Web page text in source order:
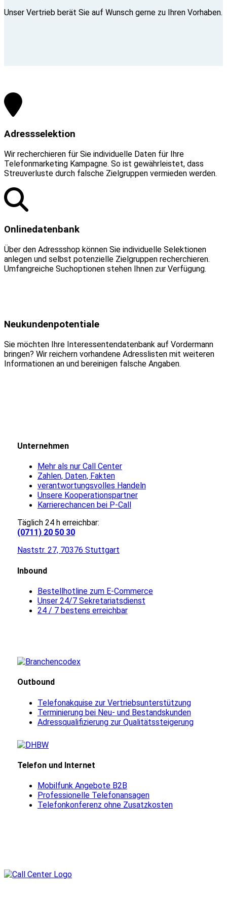
Unser Vertrieb berät Sie auf Wunsch gerne zu Ihren Vorhaben.
Adressselektion
Wir recherchieren für Sie individuelle Daten für Ihre
Telefonmarketing Kampagne. So ist gewährleistet, dass
Streuverluste durch falsche Zielgruppen vermieden werden.
Onlinedatenbank
Über den Adressshop können Sie individuelle Selektionen
anlegen und selbst potenzielle Zielgruppen recherchieren.
Umfangreiche Suchoptionen stehen Ihnen zur Verfügung.
Neukundenpotentiale
Sie möchten Ihre Interessentendatenbank auf Vordermann
bringen? Wir reichern vorhandene Adresslisten mit weiteren
Informationen an und bereinigen falsche Angaben.
Unternehmen
Mehr als nur Call Center
Zahlen, Daten, Fakten
verantwortungsvolles Handeln
Unsere Kooperationspartner
Karrierechancen bei P-Call
Täglich 24 h erreichbar:
(0711) 20 50 30
Naststr. 27, 70376 Stuttgart
Inbound
Bestellhotline zum E-Commerce
Unser 24/7 Sekretariatsdienst
24 / 7 bestens erreichbar
Outbound
Telefonakquise zur Vertriebsunterstützung
Terminierung bei Neu- und Bestandskunden
Adressqualifizierung zur Qualitätssteigerung
Telefon und Internet
Mobilfunk Angebote B2B
Professionelle Telefonansagen
Telefonkonferenz ohne Zusatzkosten